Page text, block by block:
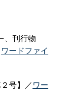
、刊行物
ワードファイ
号】／ワー